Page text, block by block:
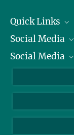
Quick Links
Präsident
Zahlen und Fakten
Meldestelle
Social Media
Bluesky
TikTok
Social Media
Instagram
YouTube